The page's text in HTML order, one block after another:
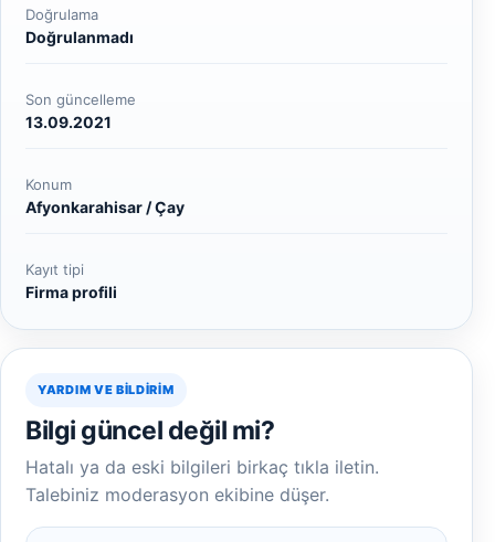
Doğrulama
Doğrulanmadı
Son güncelleme
13.09.2021
Konum
Afyonkarahisar / Çay
Kayıt tipi
Firma profili
YARDIM VE BILDIRIM
Bilgi güncel değil mi?
Hatalı ya da eski bilgileri birkaç tıkla iletin.
Talebiniz moderasyon ekibine düşer.